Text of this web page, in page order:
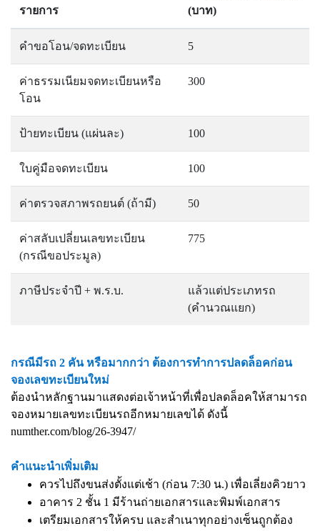
รายการ
(บาท)
คำขอโอน/จดทะเบียน 5
ค่าธรรมเนียมจดทะเบียนหรือ
โอน
300
ป้ายทะเบียน (แผ่นละ) 100
ใบคู่มือจดทะเบียน 100
ค่าตรวจสภาพรถยนต์ (ถ้ามี) 50
ค่าสลับเปลี่ยนเลขทะเบียน
(กรณีขอประมูล)
775
ภาษีประจำปี + พ.ร.บ.
แล้วแต่ประเภทรถ
(คำนวณแยก)
กรณีมีรถ 2 คัน หรือมากกว่า ต้องการทำการปลดล็อคก่อน
จองเลขทะเบียนใหม่
ต้องนำหลักฐานมาแสดงต่อเจ้าหน้าที่เพื่อปลดล็อคให้สามารถ
จองหมายเลขทะเบียนรถอีกหมายเลขได้ ดังนี้
numther.com/blog/26-3947/
คำแนะนำเพิ่มเติม
ควรไปถึงขนส่งตั้งแต่เช้า (ก่อน 7:30 น.) เพื่อเลี่ยงคิวยาว
อาคาร 2 ชั้น 1 มีร้านถ่ายเอกสารและพิมพ์เอกสาร
เตรียมเอกสารให้ครบ และสำเนาทุกอย่างเซ็นถูกต้อง